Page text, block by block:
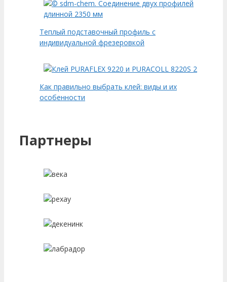
Теплый подставочный профиль с
индивидуальной фрезеровкой
Как правильно выбрать клей: виды и их
особенности
Партнеры